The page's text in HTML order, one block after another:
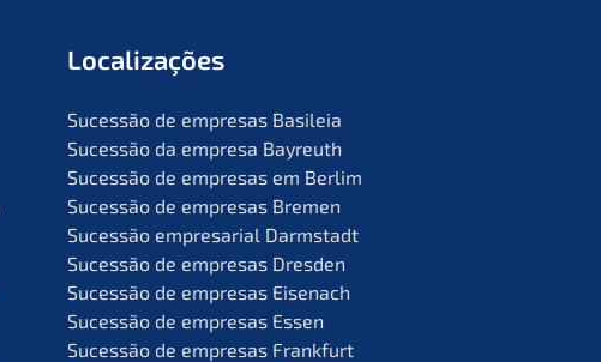
Locali­za­ções
Suces­são de empre­sas Basileia
Suces­são da empre­sa Bayreuth
Suces­são de empre­sas em Berlim
Suces­são de empre­sas Bremen
Suces­são empre­sa­ri­al Darmstadt
Suces­são de empre­sas Dresden
Suces­são de empre­sas Eisenach
Suces­são de empre­sas Essen
Suces­são de empre­sas Frankfurt